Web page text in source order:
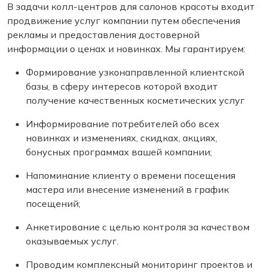
В задачи колл-центров для салонов красоты входит
продвижение услуг компании путем обеспечения
рекламы и предоставления достоверной
информации о ценах и новинках. Мы гарантируем:
Формирование узконаправленной клиентской
базы, в сферу интересов которой входит
получение качественных косметических услуг
Информирование потребителей обо всех
новинках и изменениях, скидках, акциях,
бонусных программах вашей компании;
Напоминание клиенту о времени посещения
мастера или внесение изменений в график
посещений;
Анкетирование с целью контроля за качеством
оказываемых услуг.
Проводим комплексный мониторинг проектов и